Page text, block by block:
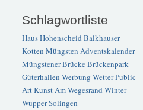
Schlagwortliste
Haus Hohenscheid Balkhauser
Kotten Müngsten Adventskalender
Müngstener BrückeBrückenpark
Güterhallen Werbung WetterPublic
ArtKunstAm Wegesrand Winter
WupperSolingen